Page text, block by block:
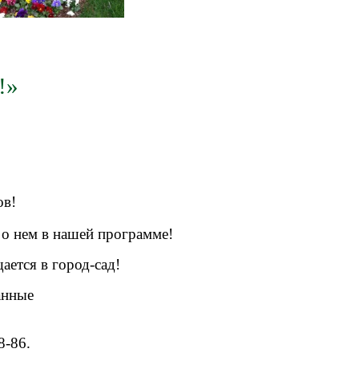
о нем в нашей программе!
в город-сад!
86.